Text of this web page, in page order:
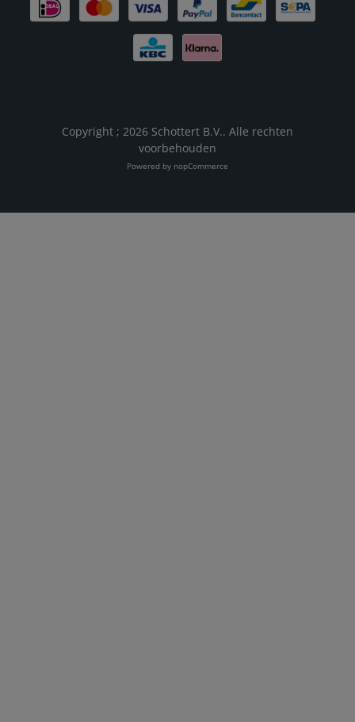
Copyright ; 2026 Schottert B.V.. Alle rechten
voorbehouden
Powered by nopCommerce